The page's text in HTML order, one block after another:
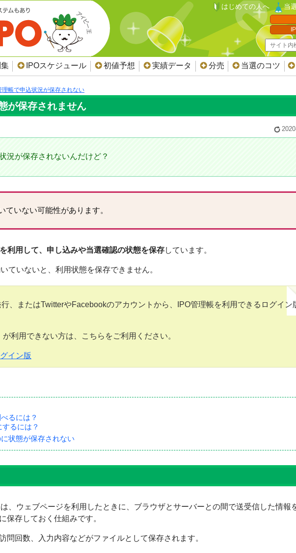
はじめての人へ 当
IPOスケジュール 初値予想 実績データ 分売 当選のコツ
理帳で申込状況が保存されない
が保存されません
況が保存されないんだけど？
ていない可能性があります。
利用して、申し込みや当選確認の状態を保存しています。
ていないと、利用状態を保存できません。
行、またはTwitterやFacebookのアカウントから、IPO管理帳を利用できるログイン
利用できない方は、こちらをご利用ください。
イン版
るには？
るには？
状態が保存されない
、ウェブページを利用したときに、ブラウザとサーバーとの間で送受信した情報
保存しておく仕組みです。
問回数、入力内容などがファイルとして保存されます。